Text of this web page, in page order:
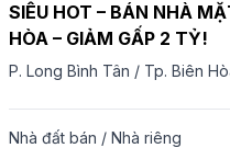
SIÊU HOT – BÁN NHÀ
HÒA – GIẢM GẤP 2 TỶ!
P. Long Bình Tân / Tp. Biên
Nhà đất bán / Nhà riêng